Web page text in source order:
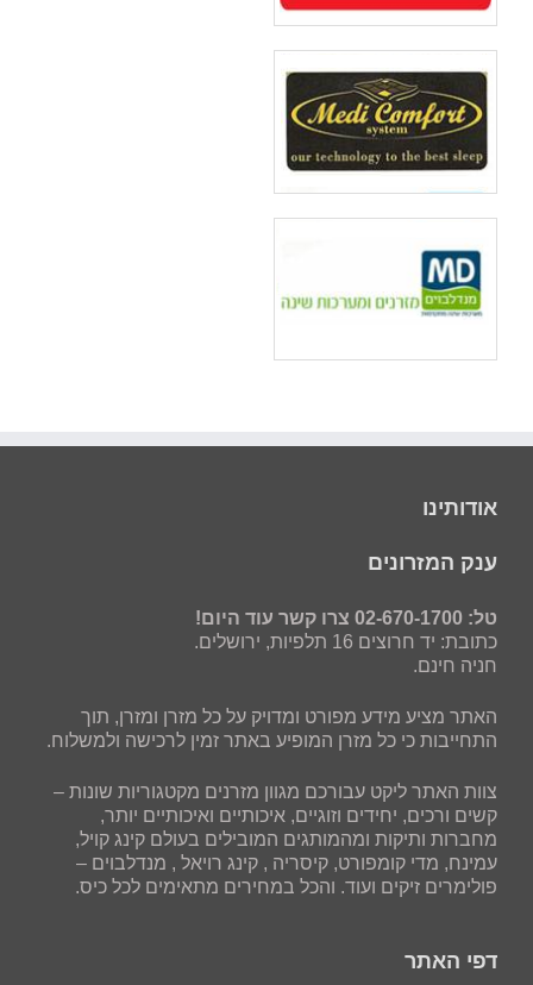
אודותינו
ענק המזרונים
טל: 02-670-1700 צרו קשר עוד היום!
כתובת: יד חרוצים 16 תלפיות, ירושלים.
חניה חינם.
האתר מציע מידע מפורט ומדויק על כל מזרן ומזרן, תוך
התחייבות כי כל מזרן המופיע באתר זמין לרכישה ולמשלוח.
צוות האתר ליקט עבורכם מגוון מזרנים מקטגוריות שונות –
קשים ורכים, יחידים וזוגיים, איכותיים ואיכותיים יותר,
מחברות ותיקות ומהמותגים המובילים בעולם קינג קויל,
עמינח, מדי קומפורט, קיסריה , קינג רויאל , מנדלבוים –
פולימרים זיקים ועוד. והכל במחירים מתאימים לכל כיס.
דפי האתר